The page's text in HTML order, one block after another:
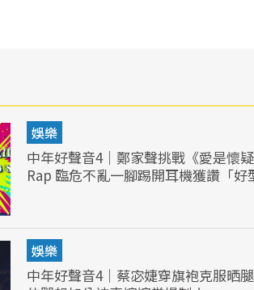
娛樂
中年好聲音4｜鄭家聲挑戰《愛是懷
Rap 臨危不亂一腳踢開耳機獲讚「好
娛樂
中年好聲音4｜蔡宓婕穿旗袍克服晒